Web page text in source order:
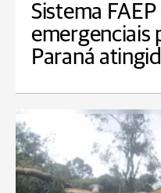
Sistema
emergenciais
Paraná